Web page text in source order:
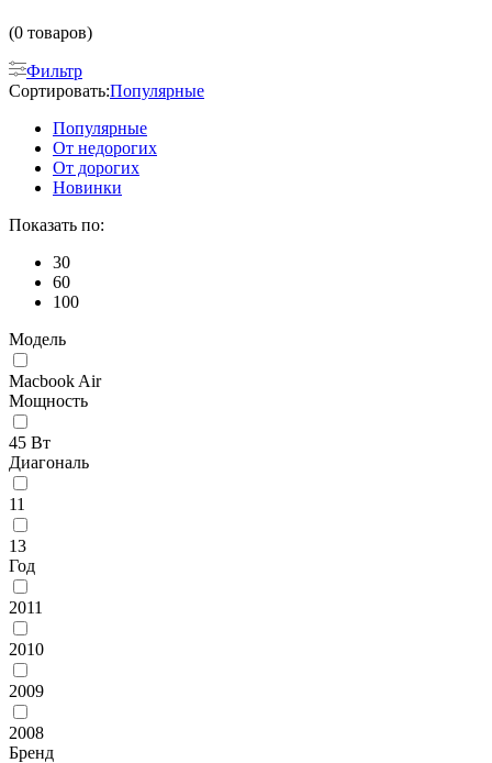
(0 товаров)
Фильтр
Сортировать:Популярные
Популярные
От недорогих
От дорогих
Новинки
Показать по:
30
60
100
Модель
Macbook Air
Мощность
45 Вт
Диагональ
11
13
Год
2011
2010
2009
2008
Бренд